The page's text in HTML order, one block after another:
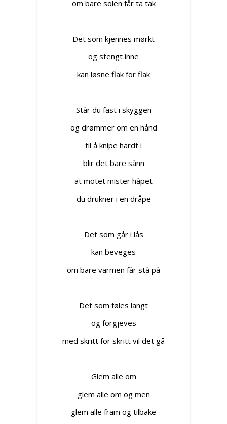
om bare solen får ta tak
Det som kjennes mørkt
og stengt inne
kan løsne flak for flak
Står du fast i skyggen
og drømmer om en hånd
til å knipe hardt i
blir det bare sånn
at motet mister håpet
du drukner i en dråpe
Det som går i lås
kan beveges
om bare varmen får stå på
Det som føles langt
og forgjeves
med skritt for skritt vil det gå
Glem alle om
glem alle om og men
glem alle fram og tilbake